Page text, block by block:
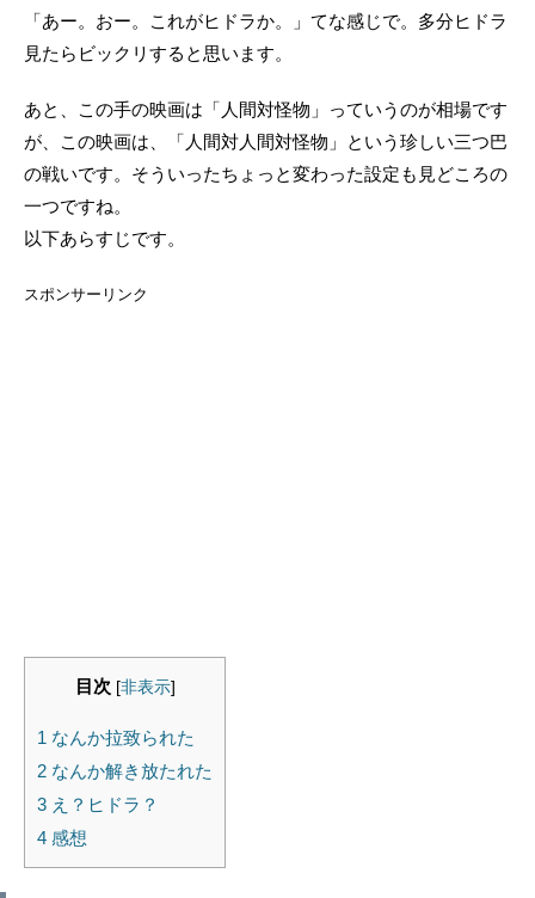
「あー。おー。これがヒドラか。」てな感じで。多分ヒドラ
見たらビックリすると思います。
あと、この手の映画は「人間対怪物」っていうのが相場です
が、この映画は、「人間対人間対怪物」という珍しい三つ巴
の戦いです。そういったちょっと変わった設定も見どころの
一つですね。
以下あらすじです。
スポンサーリンク
目次 [非表示]
1 なんか拉致られた
2 なんか解き放たれた
3 え？ヒドラ？
4 感想